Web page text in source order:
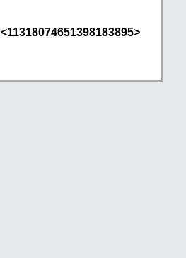
<11318074651398183895>